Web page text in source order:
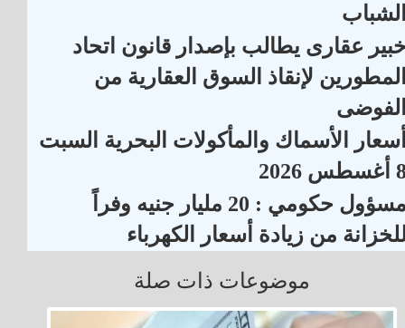
عقارى يطالب بإصدار قانون اتحاد
لإنقاذ السوق العقارية من
الأسماك والمأكولات البحرية السبت
2026
مسؤول حكومي : 20 مليار جنيه وفراً
من زيادة أسعار الكهرباء
موضوعات ذات صلة